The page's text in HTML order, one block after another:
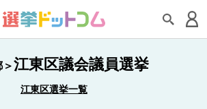
江東区議会議員選挙
江東区選挙一覧